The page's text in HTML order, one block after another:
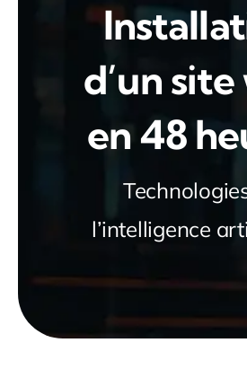
d’un
en 48
l’intelligence